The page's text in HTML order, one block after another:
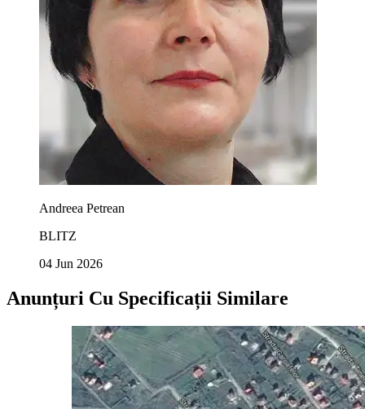
Andreea Petrean
BLITZ
04 Jun 2026
Anunțuri Cu Specificații Similare